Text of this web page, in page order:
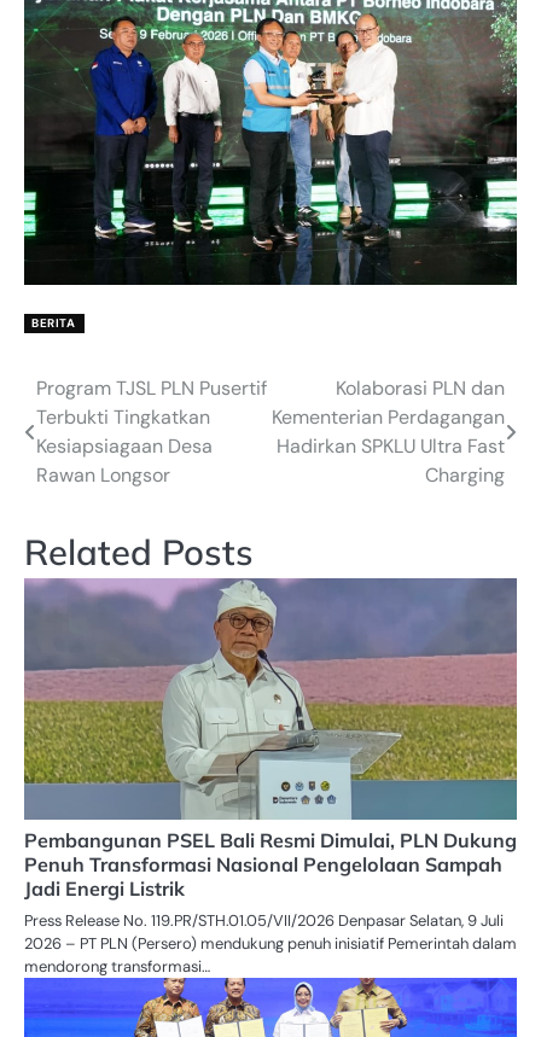
BERITA
Post
navigation
Program TJSL PLN Pusertif
Terbukti Tingkatkan
Kesiapsiagaan Desa
Rawan Longsor
Kolaborasi PLN dan
Kementerian Perdagangan
Hadirkan SPKLU Ultra Fast
Charging
Related Posts
Pembangunan PSEL Bali Resmi Dimulai, PLN Dukung
Penuh Transformasi Nasional Pengelolaan Sampah
Jadi Energi Listrik
Press Release No. 119.PR/STH.01.05/VII/2026 Denpasar Selatan, 9 Juli
2026 – PT PLN (Persero) mendukung penuh inisiatif Pemerintah dalam
mendorong transformasi…